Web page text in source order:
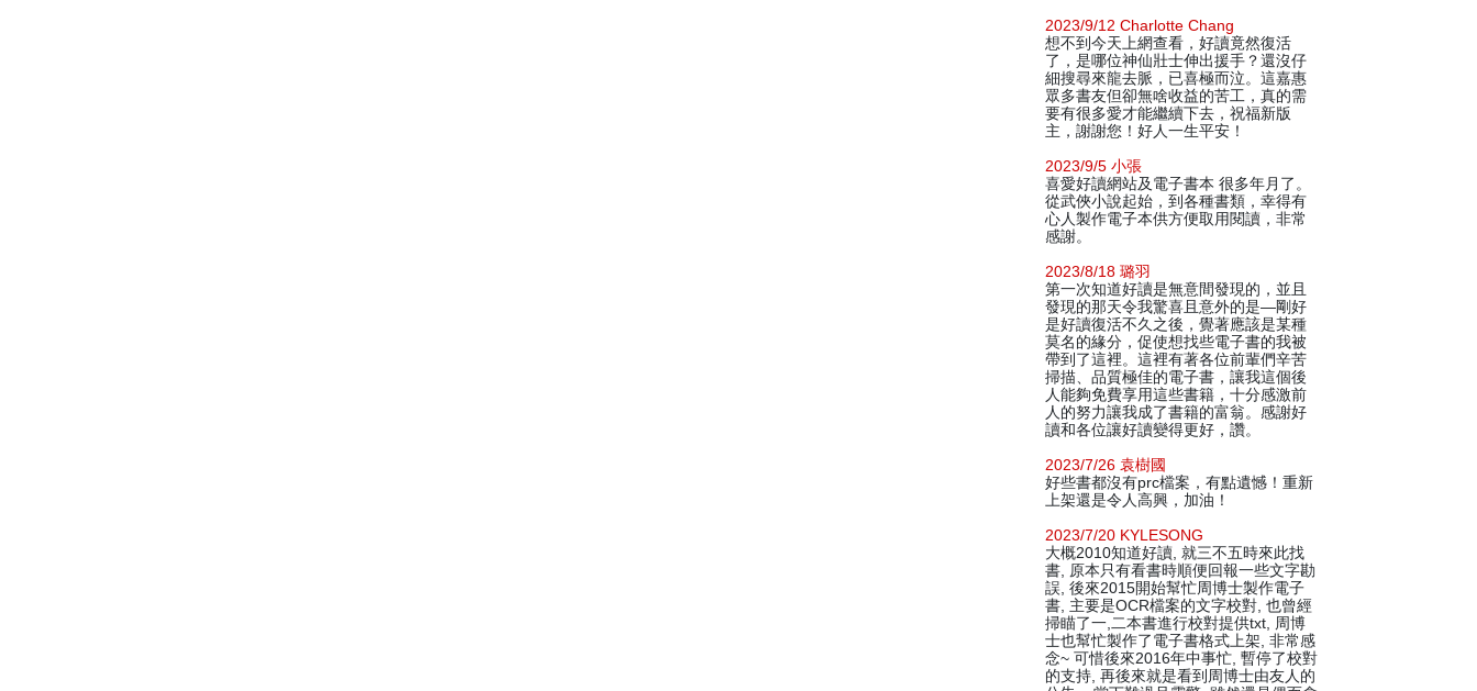
2023/9/12 Charlotte Chang
想不到今天上網查看，好讀竟然復活
了，是哪位神仙壯士伸出援手？還沒仔
細搜尋來龍去脈，已喜極而泣。這嘉惠
眾多書友但卻無啥收益的苦工，真的需
要有很多愛才能繼續下去，祝福新版
主，謝謝您！好人一生平安！
2023/9/5 小張
喜愛好讀網站及電子書本 很多年月了。
從武俠小說起始，到各種書類，幸得有
心人製作電子本供方便取用閱讀，非常
感謝。
2023/8/18 璐羽
第一次知道好讀是無意間發現的，並且
發現的那天令我驚喜且意外的是—剛好
是好讀復活不久之後，覺著應該是某種
莫名的緣分，促使想找些電子書的我被
帶到了這裡。這裡有著各位前輩們辛苦
掃描、品質極佳的電子書，讓我這個後
人能夠免費享用這些書籍，十分感激前
人的努力讓我成了書籍的富翁。感謝好
讀和各位讓好讀變得更好，讚。
2023/7/26 袁樹國
好些書都沒有prc檔案，有點遺憾！重新
上架還是令人高興，加油！
2023/7/20 KYLESONG
大概2010知道好讀, 就三不五時來此找
書, 原本只有看書時順便回報一些文字勘
誤, 後來2015開始幫忙周博士製作電子
書, 主要是OCR檔案的文字校對, 也曾經
掃瞄了一,二本書進行校對提供txt, 周博
士也幫忙製作了電子書格式上架, 非常感
念~ 可惜後來2016年中事忙, 暫停了校對
的支持, 再後來就是看到周博士由友人的